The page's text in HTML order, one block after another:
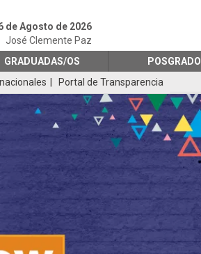
de Agosto de 2026
José Clemente Paz
GRADUADAS/OS
POSGRADO
Portal de Transparencia